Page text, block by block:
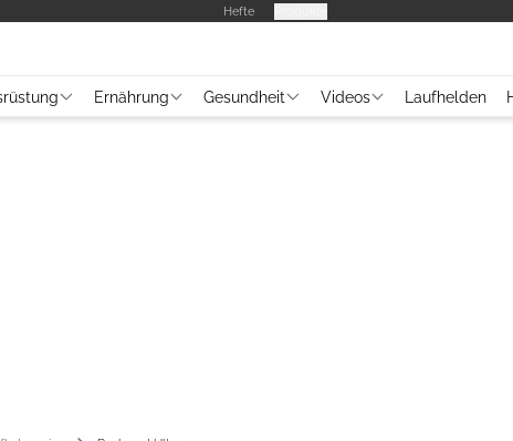
Hefte
Ernährung Gesundheit Videos Laufhelden